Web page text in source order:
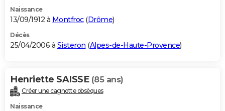
Naissance
13/09/1912 à Montfroc(Drôme)
Décès
25/04/2006 à Sisteron (Alpes-de-Haute-Provence)
Henriette SAISSE (85 ans)
Créer une cagnotte obsèques
Naissance